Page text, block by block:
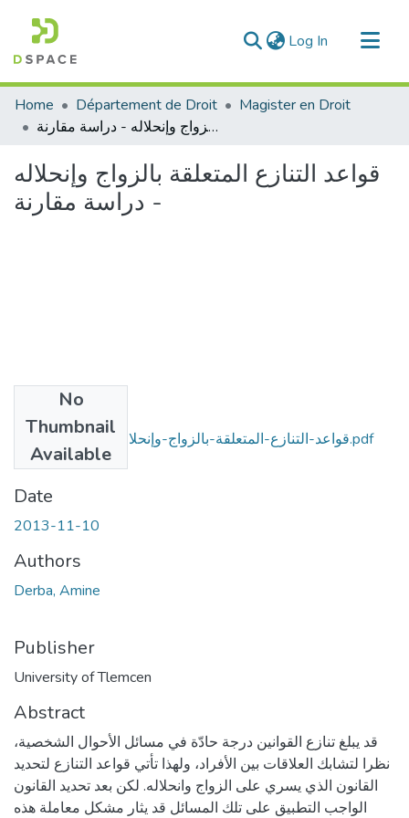
Log In (current)
Communities & Collections
All of DSpace
Home Département de Droit
Magister en Droit
قواعد التنازع المتعلقة بالزواج وإنحلاله - دراسة مقارنة
قواعد التنازع المتعلقة بالزواج وإنحلاله
- دراسة مقارنة
No
Thumbnail
Available
قواعد-التنازع-المتعلقة-بالزواج-وإنحلاله---دراسة-مقارنة.pdf
(1.41 MB)
Date
2013-11-10
Authors
Derba, Amine
Publisher
University of Tlemcen
Abstract
قد يبلغ تنازع القوانين درجة حادّة في مسائل الأحوال الشخصية،
نظرا لتشابك العلاقات بين الأفراد، ولهذا تأتي قواعد التنازع لتحديد
القانون الذي يسري على الزواج وانحلاله. لكن بعد تحديد القانون
الواجب التطبيق على تلك المسائل قد يثار مشكل معاملة هذه